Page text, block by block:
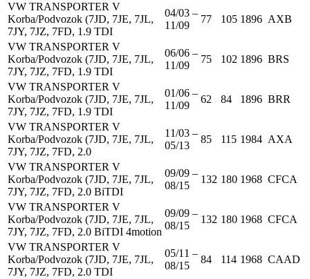
VW TRANSPORTER V
Korba/Podvozok (7JD, 7JE, 7JL,
7JY, 7JZ, 7FD, 1.9 TDI
04/03 –
11/09
77 105 1896 AXB
VW TRANSPORTER V
Korba/Podvozok (7JD, 7JE, 7JL,
7JY, 7JZ, 7FD, 1.9 TDI
06/06 –
11/09
75 102 1896 BRS
VW TRANSPORTER V
Korba/Podvozok (7JD, 7JE, 7JL,
7JY, 7JZ, 7FD, 1.9 TDI
01/06 –
11/09
62 84 1896 BRR
VW TRANSPORTER V
Korba/Podvozok (7JD, 7JE, 7JL,
7JY, 7JZ, 7FD, 2.0
11/03 –
05/13
85 115 1984 AXA
VW TRANSPORTER V
Korba/Podvozok (7JD, 7JE, 7JL,
7JY, 7JZ, 7FD, 2.0 BiTDI
09/09 –
08/15
132 180 1968 CFCA
VW TRANSPORTER V
Korba/Podvozok (7JD, 7JE, 7JL,
7JY, 7JZ, 7FD, 2.0 BiTDI 4motion
09/09 –
08/15
132 180 1968 CFCA
VW TRANSPORTER V
Korba/Podvozok (7JD, 7JE, 7JL,
7JY, 7JZ, 7FD, 2.0 TDI
05/11 –
08/15
84 114 1968 CAAD